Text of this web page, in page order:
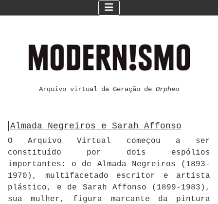
Arquivo virtual da Geração de Orpheu
Almada Negreiros e Sarah Affonso
O Arquivo Virtual começou a ser
constituído por dois espólios
importantes: o de Almada Negreiros (1893-
1970), multifacetado escritor e artista
plástico, e de Sarah Affonso (1899-1983),
sua mulher, figura marcante da pintura